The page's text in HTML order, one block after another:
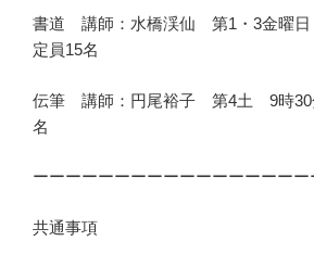
書道 講師：水橋渓仙 第1・3金曜
定員15名
伝筆 講師：円尾裕子 第4土 9時
名
ーーーーーーーーーーーーーーーー
共通事項